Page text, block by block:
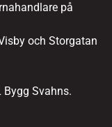
på
och Storgatan
Bygg Svahns.